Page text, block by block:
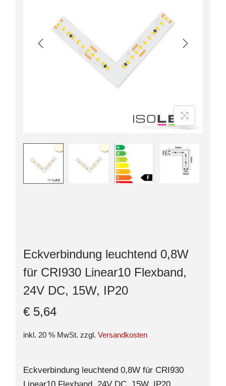
Eckverbindung leuchtend 0,8W
für CRI930 Linear10 Flexband,
24V DC, 15W, IP20
€ 5,64
inkl. 20 % MwSt. zzgl. Versandkosten
Eckverbindung leuchtend 0,8W für CRI930